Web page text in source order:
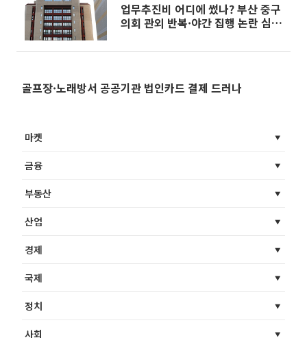
업무추진비 어디에 썼나? 부산 중구
의회 관외 반복·야간 집행 논란 심
골프장·노래방서 공공기관 법인카드 결제 드러나
마켓
금융
부동산
산업
경제
국제
정치
사회